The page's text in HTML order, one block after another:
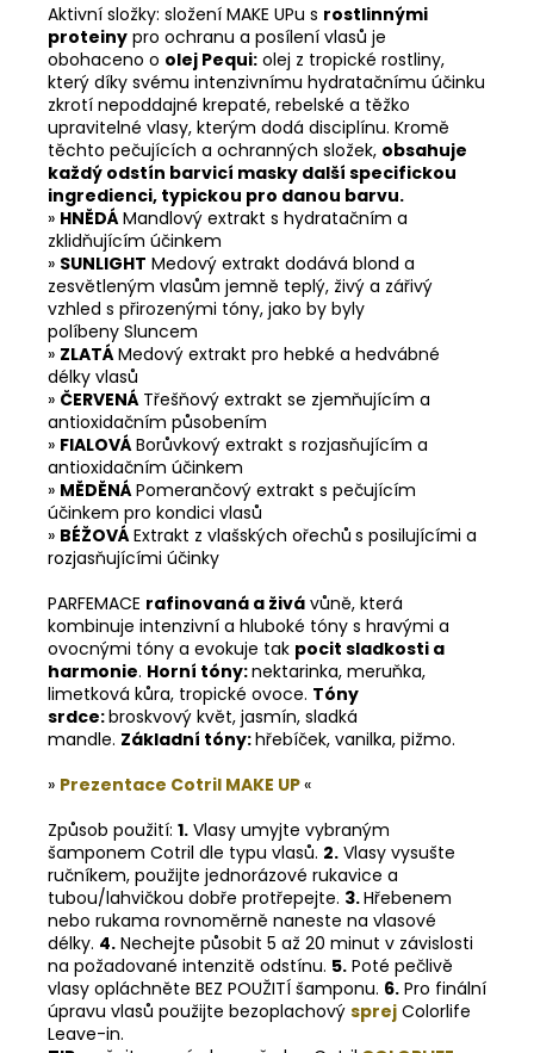
Aktivní složky: složení MAKE UPu s rostlinnými
proteiny pro ochranu a posílení vlasů je
obohaceno o olej Pequi: olej z tropické rostliny,
který díky svému intenzivnímu hydratačnímu účinku
zkrotí nepoddajné krepaté, rebelské a těžko
upravitelné vlasy, kterým dodá disciplínu. Kromě
těchto pečujících a ochranných složek, obsahuje
každý odstín barvicí masky další specifickou
ingredienci, typickou pro danou barvu.
» HNĚDÁMandlový extrakt s hydratačním a
zklidňujícím účinkem
» SUNLIGHT Medový extrakt dodává blond a
zesvětleným vlasům jemně teplý, živý a zářivý
vzhled s přirozenými tóny, jako by byly
políbeny Sluncem
» ZLATÁMedový extrakt pro hebké a hedvábné
délky vlasů
» ČERVENÁ Třešňový extrakt se zjemňujícím a
antioxidačním působením
» FIALOVÁBorůvkový extrakt s rozjasňujícím a
antioxidačním účinkem
» MĚDĚNÁPomerančový extrakt s pečujícím
účinkem pro kondici vlasů
» BÉŽOVÁExtrakt z vlašských ořechů s posilujícími a
rozjasňujícími účinky
PARFEMACE rafinovaná a živá vůně, která
kombinuje intenzivní a hluboké tóny s hravými a
ovocnými tóny a evokuje tak pocit sladkosti a
harmonie. Horní tóny:nektarinka, meruňka,
limetková kůra, tropické ovoce. Tóny
srdce:broskvový květ, jasmín, sladká
mandle. Základní tóny:hřebíček, vanilka, pižmo.
» Prezentace Cotril MAKE UP«
Způsob použití: 1. Vlasy umyjte vybraným
šamponem Cotril dle typu vlasů. 2. Vlasy vysušte
ručníkem, použijte jednorázové rukavice a
tubou/lahvičkou dobře protřepejte. 3.Hřebenem
nebo rukama rovnoměrně naneste na vlasové
délky. 4. Nechejte působit 5 až 20 minut v závislosti
na požadované intenzitě odstínu. 5. Poté pečlivě
vlasy opláchněte BEZ POUŽITÍ šamponu. 6. Pro finální
úpravu vlasů použijte bezoplachový sprej Colorlife
Leave-in.